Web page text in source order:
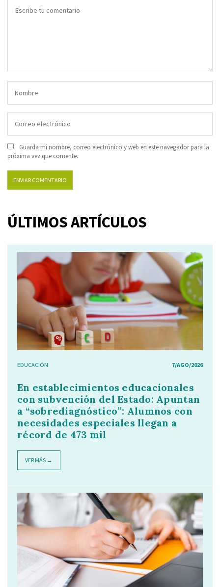
Guarda mi nombre, correo electrónico y web en este navegador para la
próxima vez que comente.
ÚLTIMOS ARTÍCULOS
EDUCACIÓN 7/AGO/2026
En establecimientos educacionales
con subvención del Estado: Apuntan
a “sobrediagnóstico”: Alumnos con
necesidades especiales llegan a
récord de 473 mil
VER MÁS →